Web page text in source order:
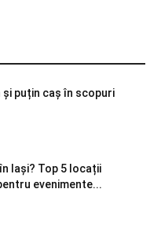
puțin caș în scopuri
Iași? Top 5 locații
evenimente...